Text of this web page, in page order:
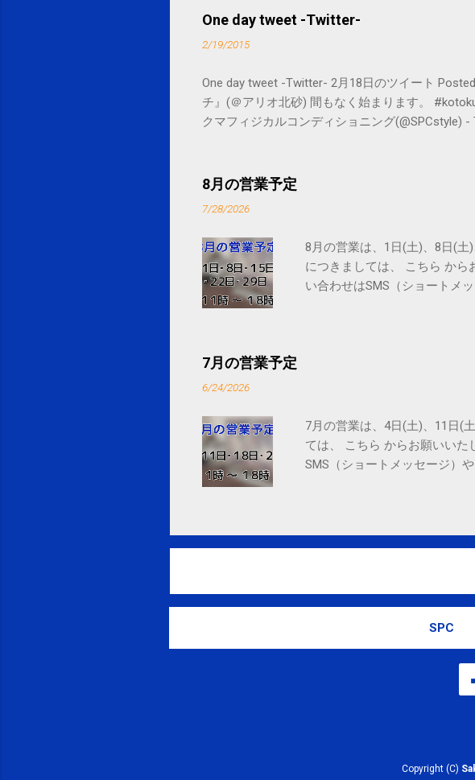
One day tweet -Twitter-
2/19/2015
One day tweet -Twitter- 2月18日のツイート
チ』(＠アリオ北砂) 間もなく始まります。
クマフィジカルコンディショニング(@SPCstyle)
8月の営業予定
7/28/2026
8月の営業は、1日(土)、8日(
につきましては、 こちら から
い合わせはSMS（ショートメ
7月の営業予定
6/24/2026
7月の営業は、4日(土)、11日(
ては、 こちら からお願いい
SMS（ショートメッセージ）
SPC
Copyright (C)